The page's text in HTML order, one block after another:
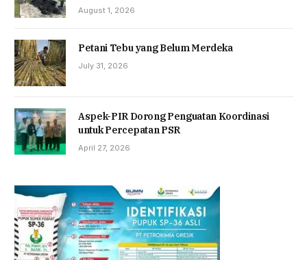
August 1, 2026
Petani Tebu yang Belum Merdeka
July 31, 2026
Aspek-PIR Dorong Penguatan Koordinasi
untuk Percepatan PSR
April 27, 2026